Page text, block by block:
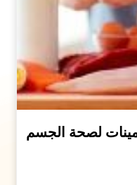
لصحة الجسم